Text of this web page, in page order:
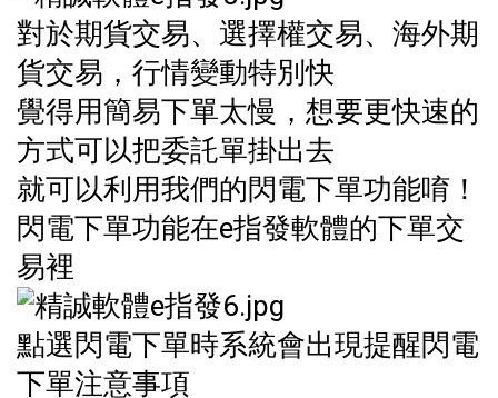
對於期貨交易、選擇權交易、海外期
貨交易，行情變動特別快
覺得用簡易下單太慢，想要更快速的
方式可以把委託單掛出去
就可以利用我們的閃電下單功能唷！
閃電下單功能在e指發軟體的下單交
易裡
點選閃電下單時系統會出現提醒閃電
下單注意事項